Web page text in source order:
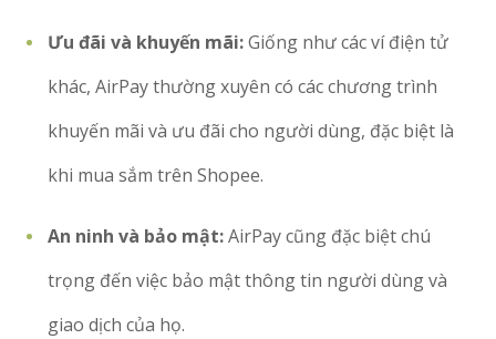
Ưu đãi và khuyến mãi:Giống như các ví điện tử
khác, AirPay thường xuyên có các chương trình
khuyến mãi và ưu đãi cho người dùng, đặc biệt là
khi mua sắm trên Shopee.
An ninh và bảo mật:AirPay cũng đặc biệt chú
trọng đến việc bảo mật thông tin người dùng và
giao dịch của họ.